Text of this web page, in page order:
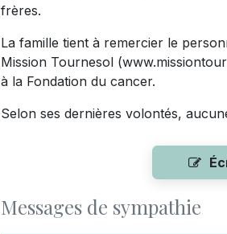
frères.
La famille tient à remercier le
Mission Tournesol
à la Fondation du cancer.
Selon ses dernières volontés,
Messages de sympathie